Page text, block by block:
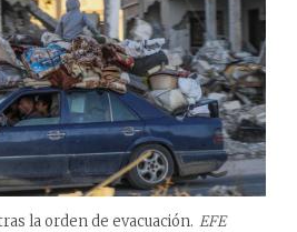
la orden de evacuación. EFE